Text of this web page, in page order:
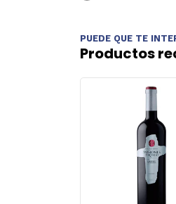
PUEDE QUE TE
Productos